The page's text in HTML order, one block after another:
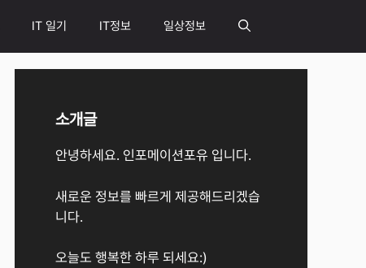
IT 일기 IT정보 일상정보
소개글
안녕하세요. 인포메이션포유 입니다.
새로운 정보를 빠르게 제공해드리겠습
니다.
오늘도 행복한 하루 되세요:)